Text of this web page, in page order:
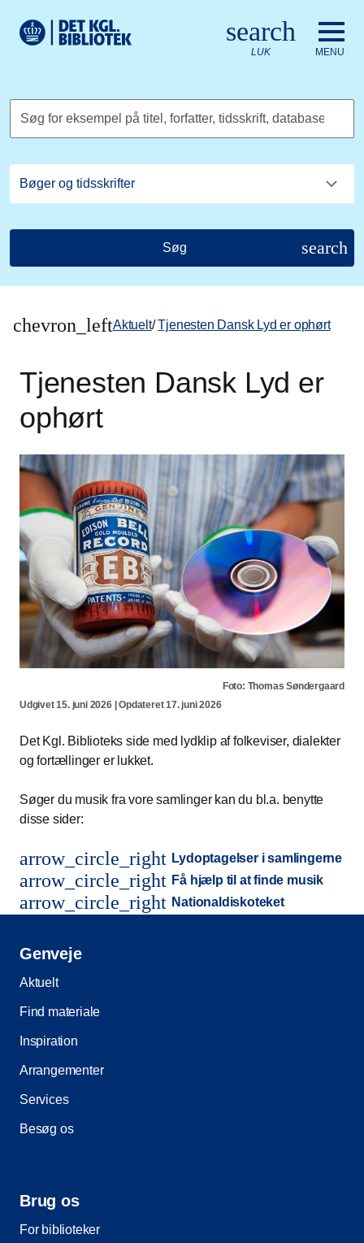
Det Kongelige Biblioteks logo. Gå til Det Kongelige
search
LUK MENU
Søg for eksempel på titel, forfatter, tidsskrift, database
Søg search
chevron_leftAktuelt/ Tjenesten Dansk Lyd er ophørt
Tjenesten Dansk Lyd er
ophørt
Foto: Thomas Søndergaard
Udgivet 15. juni 2026 | Opdateret 17. juni 2026
Det Kgl. Biblioteks side med lydklip af folkeviser, dialekter
og fortællinger er lukket.
Søger du musik fra vore samlinger kan du bl.a. benytte
disse sider:
arrow_circle_right Lydoptagelser i samlingerne
arrow_circle_right Få hjælp til at finde musik
arrow_circle_right Nationaldiskoteket
Genveje
Aktuelt
Find materiale
Inspiration
Arrangementer
Services
Besøg os
Brug os
For biblioteker